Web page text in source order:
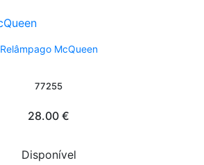
Relâmpago McQueen
77255
28.00 €
Disponível